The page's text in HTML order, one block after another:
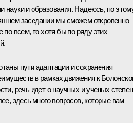
науки и образования. Надеюсь, по
заседании мы сможем откровенно
по всем, то хотя бы по ряду этих
пути адаптации и сохранения
в рамках движения к
речь идет о научных и ученых
здесь много вопросов, которые вам